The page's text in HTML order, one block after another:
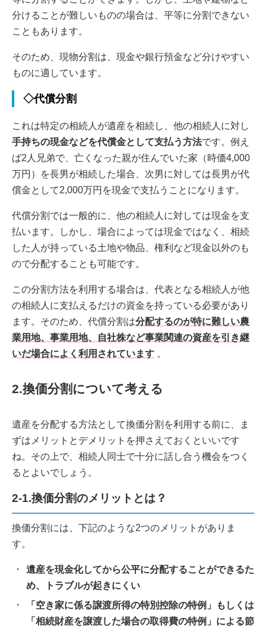
分けることが難しいものの場合は、平等に分割できない
こともあります。
そのため、現物分割は、現金や銀行預金など分けやすい
ものに適しています。
◇代償分割
これは特定の相続人が遺産を相続し、他の相続人に対し
手持ちの現金などを代償金として支払う方法です。例え
ば2人兄弟で、亡くなった親が住んでいた家（時価4,000
万円）を長男が相続した場合、次男に対しては長男が代
償金として2,000万円を現金で支払うことになります。
代償分割では一般的に、他の相続人に対しては現金を支
払います。しかし、場合によっては現金ではなく、相続
した人が持っている土地や物品、権利など現金以外のも
ので分配することも可能です。
この分割方法を利用する場合は、代表となる相続人が他
の相続人に支払えるだけの資金を持っている必要があり
ます。そのため、代償分割は分配するのが特に難しい農
業用地、事業用地、自社株など事業関連の資産を引き継
いだ場合によく利用されています 。
2.換価分割について考える
遺産を分配する方法として換価分割を利用する前に、ま
ずはメリットとデメリットを押さえておくといいです
ね。その上で、相続人同士で十分に話し合う機会をつく
るとよいでしょう。
2-1.換価分割のメリットとは？
換価分割には、下記のような2つのメリットがありま
す。
遺産を現金化してから公平に分配することができるた
め、トラブルが起きにくい
「空き家に係る譲渡所得の特別控除の特例」もしくは
「相続財産を譲渡した場合の取得費の特例」による節